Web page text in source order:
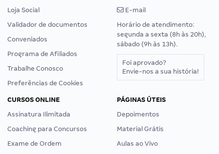
Loja Social
Validador de documentos
Conveniados
Programa de Afiliados
Trabalhe Conosco
Preferências de Cookies
E-mail
Horário de atendimento:
segunda a sexta (8h às 20h),
sábado (9h às 13h).
Foi aprovado?
Envie-nos a sua história!
CURSOS ONLINE
Assinatura Ilimitada
Coaching para Concursos
Exame de Ordem
PÁGINAS ÚTEIS
Depoimentos
Material Grátis
Aulas ao Vivo